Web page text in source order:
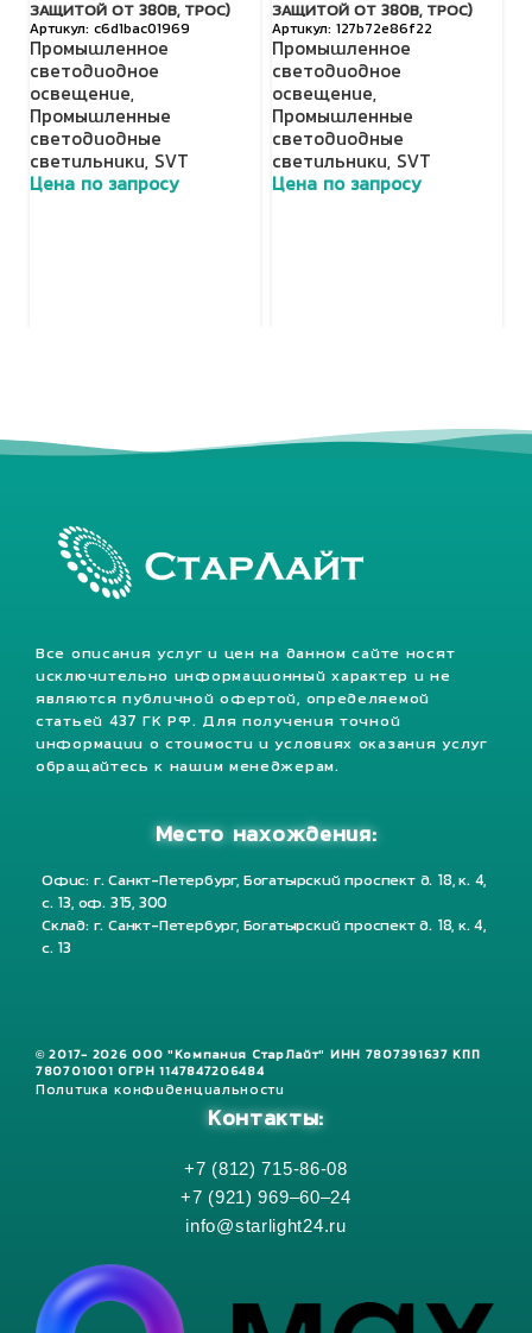
ЗАЩИТОЙ ОТ 380В, ТРОС)
c6d1bac01969
Промышленное
светодиодное
освещение,
Промышленные
светодиодные
светильники, SVT
Цена по запросу
ЗАЩИТОЙ ОТ 380В, ТРОС)
127b72e86f22
Промышленное
светодиодное
освещение,
Промышленные
светодиодные
светильники, SVT
Цена по запросу
Все описания услуг и цен на данном сайте носят
исключительно информационный характер и не
являются публичной офертой, определяемой
статьей 437 ГК РФ. Для получения точной
информации о стоимости и условиях оказания услуг
обращайтесь к нашим менеджерам.
Место нахождения:
Офис: г. Санкт-Петербург, Богатырский проспект д. 18, к. 4,
с. 13, оф. 315, 300
Склад: г. Санкт-Петербург, Богатырский проспект д. 18, к. 4,
с. 13
© 2017- 2026 ООО "Компания СтарЛайт" ИНН 7807391637 КПП
780701001 ОГРН 1147847206484
Политика конфиденциальности
Контакты:
+7 (812) 715-86-08
+7 (921) 969–60–24
info@starlight24.ru